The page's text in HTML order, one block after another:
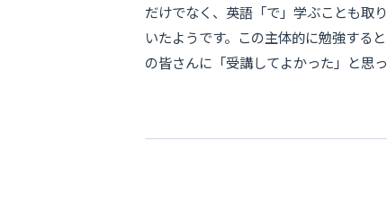
だけでなく、英語「で」学ぶことも取
いたようです。この主体的に勉強する
の皆さんに「受講してよかった」と思